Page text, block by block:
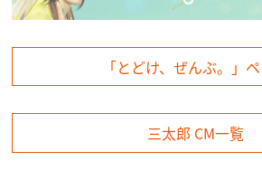
「とどけ、ぜんぶ。」
三太郎 CM一覧